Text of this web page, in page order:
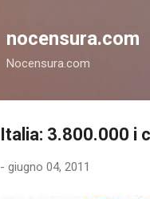
nocensura.com
Nocensura.com
Italia: 3.800.000 i
- giugno 04, 2011